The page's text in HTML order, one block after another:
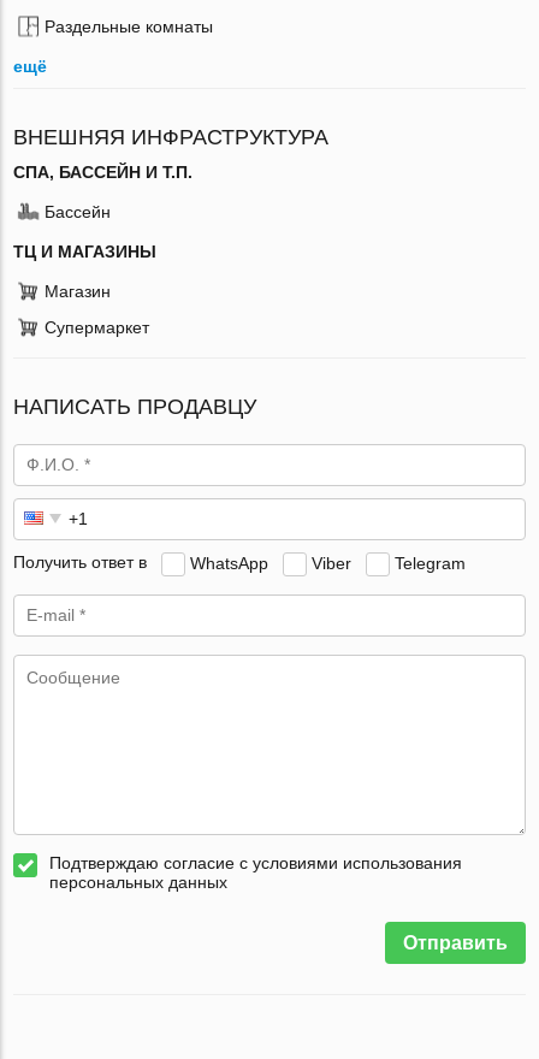
Раздельные комнаты
ещё
ВНЕШНЯЯ ИНФРАСТРУКТУРА
СПА, БАССЕЙН И Т.П.
Бассейн
ТЦ И МАГАЗИНЫ
Магазин
Супермаркет
НАПИСАТЬ ПРОДАВЦУ
Получить ответ в WhatsApp Viber Telegram
Подтверждаю согласие с условиями использования
персональных данных
Отправить